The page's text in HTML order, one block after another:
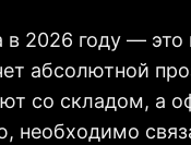
в 2026 году —
абсолютной
со складом, а
необходимо